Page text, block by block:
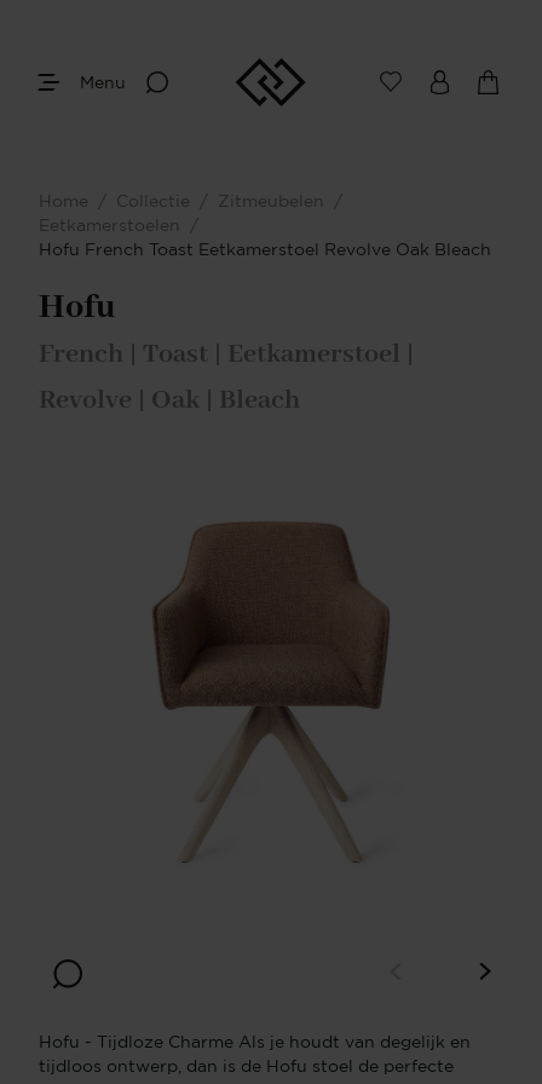
Menu
Home / Collectie / Zitmeubelen
/
Eetkamerstoelen
/
Hofu French Toast Eetkamerstoel Revolve Oak Bleach
Hofu
French | Toast | Eetkamerstoel |
Revolve | Oak | Bleach
Hofu - Tijdloze Charme Als je houdt van degelijk en
tijdloos ontwerp, dan is de Hofu stoel de perfecte